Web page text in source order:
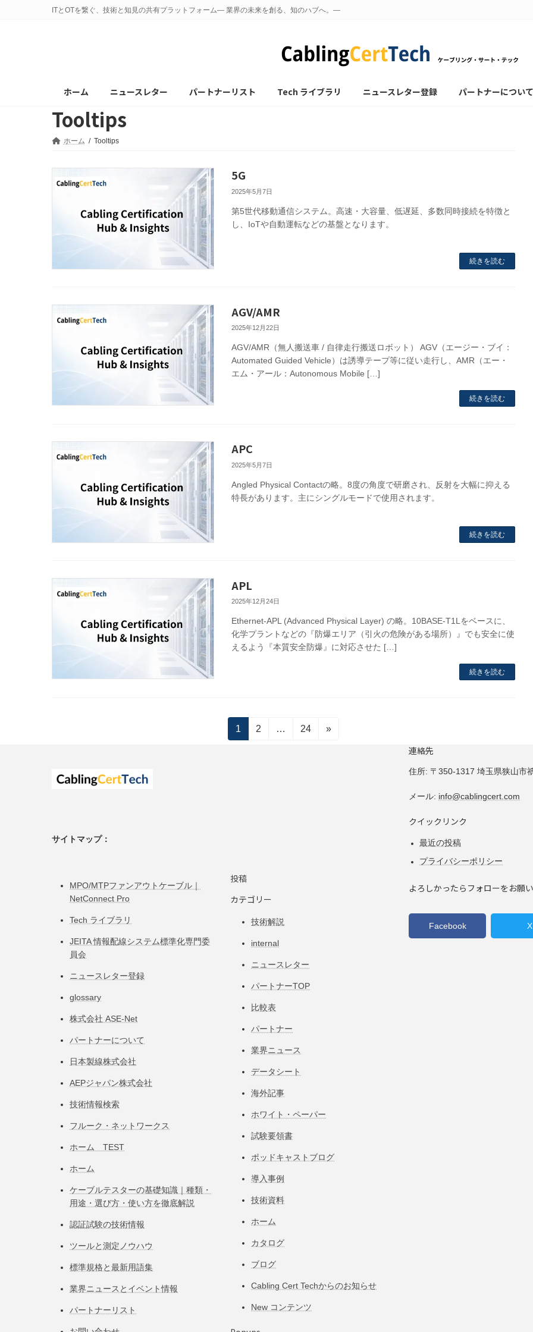
ITとOTを繋ぐ、技術と知見の共有プラットフォーム— 業界の未来を創る、知のハブへ。—
ホーム ニュースレター パートナーリスト Tech ライブラリ ニュースレター登録 パートナーについて
Tooltips
ホーム Tooltips
5G
2025年5月7日
第5世代移動通信システム。高速・大容量、低遅延、多数同時接続を特徴と
し、IoTや自動運転などの基盤となります。
続きを読む
AGV/AMR
2025年12月22日
AGV/AMR（無人搬送車 / 自律走行搬送ロボット） AGV（エージー・ブイ：
Automated Guided Vehicle）は誘導テープ等に従い走行し、AMR（エー・
エム・アール：Autonomous Mobile […]
続きを読む
APC
2025年5月7日
Angled Physical Contactの略。8度の角度で研磨され、反射を大幅に抑える
特長があります。主にシングルモードで使用されます。
続きを読む
APL
2025年12月24日
Ethernet-APL (Advanced Physical Layer) の略。10BASE-T1Lをベースに、
化学プラントなどの『防爆エリア（引火の危険がある場所）』でも安全に使
えるよう『本質安全防爆』に対応させた […]
続きを読む
の
ジ
り
固
定
1
固
2 …
固
24 »
サイトマップ：
MPO/MTPファンアウトケーブル｜
NetConnect Pro
Tech ライブラリ
JEITA 情報配線システム標準化専⾨委
員会
ニュースレター登録
glossary
株式会社 ASE-Net
パートナーについて
日本製線株式会社
AEPジャパン株式会社
技術情報検索
フルーク・ネットワークス
ホーム TEST
ホーム
ケーブルテスターの基礎知識｜種類・
用途・選び方・使い方を徹底解説
認証試験の技術情報
ツールと測定ノウハウ
標準規格と最新用語集
業界ニュースとイベント情報
パートナーリスト
投稿
カテゴリー
技術解説
internal
ニュースレター
パートナーTOP
比較表
パートナー
業界ニュース
データシート
海外記事
ホワイト・ペーパー
試験要領書
ポッドキャストブログ
導入事例
技術資料
ホーム
カタログ
ブログ
Cabling Cert Techからのお知らせ
New コンテンツ
連絡先
住所: 〒350-1317 埼玉県狭山市
メール: info@cablingcert.com
クイックリンク
最近の投稿
プライバシーポリシー
よろしかったらフォローをお願い
Facebook X